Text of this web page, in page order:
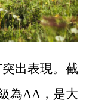
出表現。截
為AA，是大